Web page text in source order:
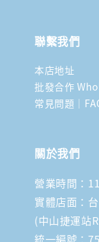
聯繫我們
本店地址
批發合作
常見問題｜
關於我們
營業時間：
實體店面：
(中山捷運站
統一編號：